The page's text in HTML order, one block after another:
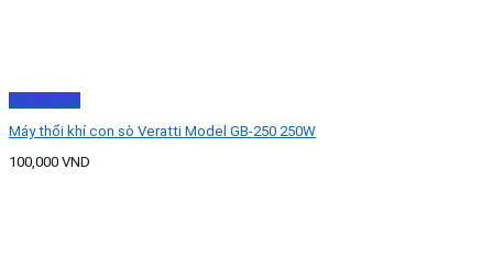
Xem nhanh
Máy thổi khí con sò Veratti Model GB-250 250W
100,000 VND